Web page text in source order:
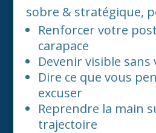
sobre & stratégique,
Renforcer votre
carapace
Devenir visible
Dire ce que vous
excuser
Reprendre la main
trajectoire